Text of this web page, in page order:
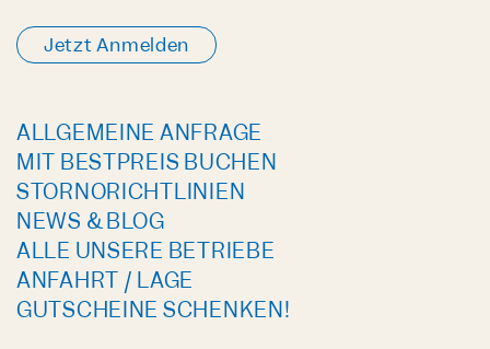
Jetzt Anmelden
ALLGEMEINE ANFRAGE
MIT BESTPREIS BUCHEN
STORNORICHTLINIEN
NEWS & BLOG
ALLE UNSERE BETRIEBE
ANFAHRT / LAGE
GUTSCHEINE SCHENKEN!